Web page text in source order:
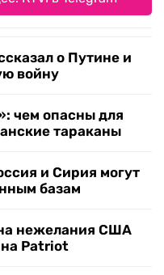
о Путине и
войну
чем опасны для
тараканы
и Сирия могут
базам
нежелания США
Patriot